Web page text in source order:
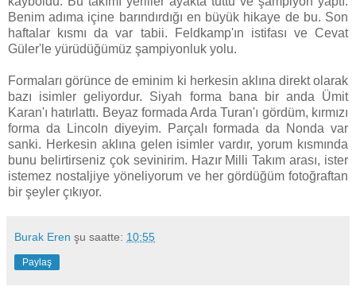
Benim adıma içine barındırdığı en büyük hikaye de bu. Son
haftalar kısmı da var tabii. Feldkamp'ın istifası ve Cevat
Güler'le yürüdüğümüz şampiyonluk yolu.
Formaları görünce de eminim ki herkesin aklına direkt olarak
bazı isimler geliyordur. Siyah forma bana bir anda Ümit
Karan'ı hatırlattı. Beyaz formada Arda Turan'ı gördüm, kırmızı
forma da Lincoln diyeyim. Parçalı formada da Nonda var
sanki. Herkesin aklına gelen isimler vardır, yorum kısmında
bunu belirtirseniz çok sevinirim. Hazır Milli Takım arası, ister
istemez nostaljiye yöneliyorum ve her gördüğüm fotoğraftan
bir şeyler çıkıyor.
Burak Eren şu saatte: 10:55
Paylaş